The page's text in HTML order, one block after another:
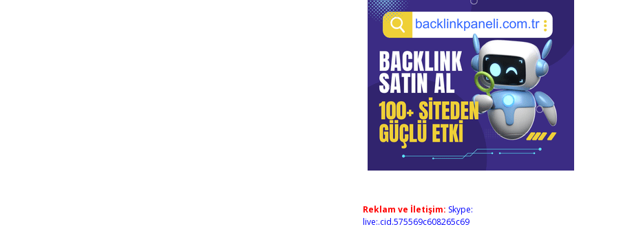
Reklam ve İletişim: Skype:
live:.cid.575569c608265c69